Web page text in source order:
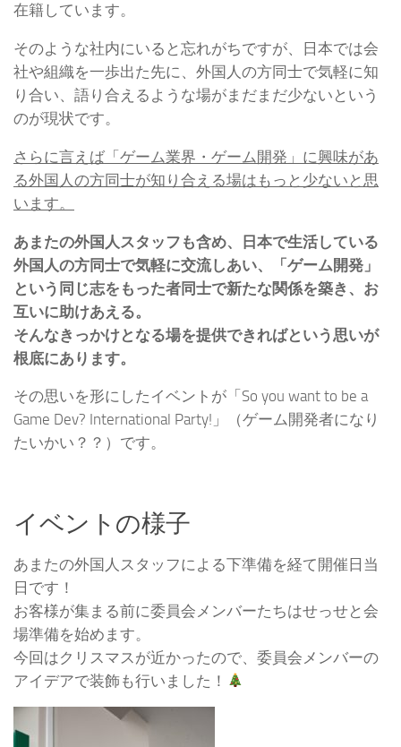
在籍しています。
そのような社内にいると忘れがちですが、日本では会
社や組織を一歩出た先に、外国人の方同士で気軽に知
り合い、語り合えるような場がまだまだ少ないという
のが現状です。
さらに言えば「ゲーム業界・ゲーム開発」に興味があ
る外国人の方同士が知り合える場はもっと少ないと思
います。
あまたの外国人スタッフも含め、日本で生活している
外国人の方同士で気軽に交流しあい、「ゲーム開発」
という同じ志をもった者同士で新たな関係を築き、お
互いに助けあえる。
そんなきっかけとなる場を提供できればという思いが
根底にあります。
その思いを形にしたイベントが「So you want to be a
Game Dev? International Party!」（ゲーム開発者になり
たいかい？？）です。
イベントの様子
あまたの外国人スタッフによる下準備を経て開催日当
日です！
お客様が集まる前に委員会メンバーたちはせっせと会
場準備を始めます。
今回はクリスマスが近かったので、委員会メンバーの
アイデアで装飾も行いました！